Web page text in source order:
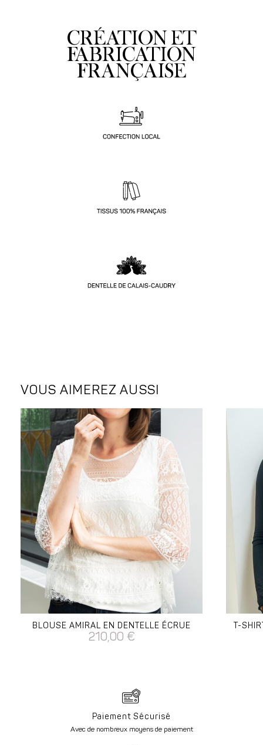
CRÉATION ET
FABRICATION
FRANÇAISE
VOUS AIMEREZ AUSSI
BLOUSE AMIRAL EN DENTELLE ÉCRUE
210,00 €
T-
Paiement Sécurisé
Avec de nombreux moyens de paiement